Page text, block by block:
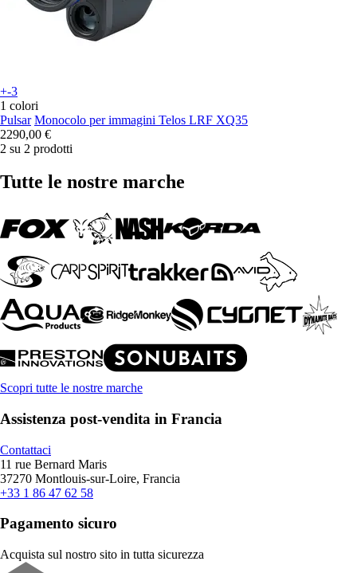
+-3
1 colori
Pulsar Monocolo per immagini Telos LRF XQ35
2290,00 €
2 su 2 prodotti
Tutte le nostre marche
Scopri tutte le nostre marche
Assistenza post-vendita in Francia
Contattaci
11 rue Bernard Maris
37270 Montlouis-sur-Loire, Francia
+33 1 86 47 62 58
Pagamento sicuro
Acquista sul nostro sito in tutta sicurezza